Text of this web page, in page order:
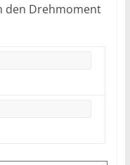
den Drehmoment